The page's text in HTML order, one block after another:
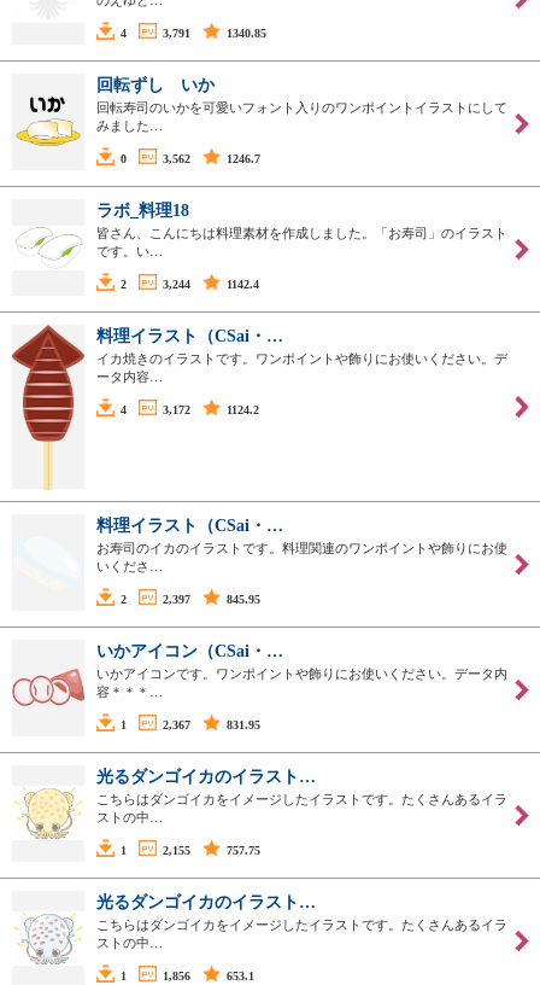
4 3,791 1340.85
回転ずし いか
回転寿司のいかを可愛いフォント入りのワンポイントイラストにして
みました…
0 3,562 1246.7
ラボ_料理18
皆さん、こんにちは料理素材を作成しました。「お寿司」のイラスト
です。い…
2 3,244 1142.4
料理イラスト（CSai・…
イカ焼きのイラストです。ワンポイントや飾りにお使いください。デ
ータ内容…
4 3,172 1124.2
料理イラスト（CSai・…
お寿司のイカのイラストです。料理関連のワンポイントや飾りにお使
いくださ…
2 2,397 845.95
いかアイコン（CSai・…
いかアイコンです。ワンポイントや飾りにお使いください。データ内
容＊＊＊…
1 2,367 831.95
光るダンゴイカのイラスト…
こちらはダンゴイカをイメージしたイラストです。たくさんあるイラ
ストの中…
1 2,155 757.75
光るダンゴイカのイラスト…
こちらはダンゴイカをイメージしたイラストです。たくさんあるイラ
ストの中…
1 1,856 653.1